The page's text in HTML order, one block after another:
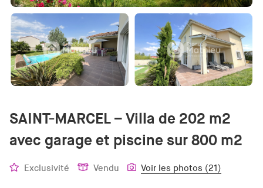
SAINT-MARCEL – Villa de 202 m2
avec garage et piscine sur 800 m2
Exclusivité Vendu Voir les photos (21)